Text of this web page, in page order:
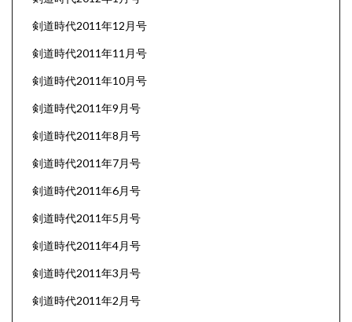
剣道時代2011年12月号
剣道時代2011年11月号
剣道時代2011年10月号
剣道時代2011年9月号
剣道時代2011年8月号
剣道時代2011年7月号
剣道時代2011年6月号
剣道時代2011年5月号
剣道時代2011年4月号
剣道時代2011年3月号
剣道時代2011年2月号